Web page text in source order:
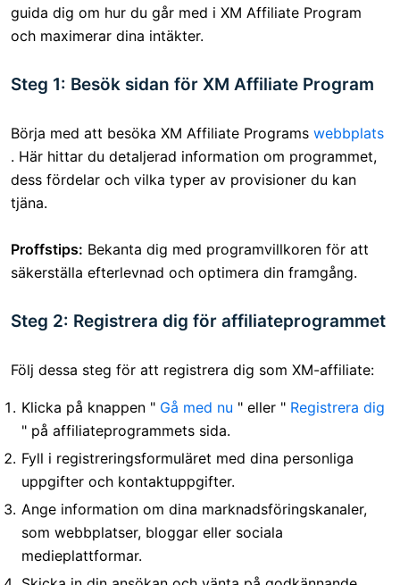
guida dig om hur du går med i XM Affiliate Program
och maximerar dina intäkter.
Steg 1: Besök sidan för XM Affiliate Program
Börja med att besöka XM Affiliate Programs webbplats
. Här hittar du detaljerad information om programmet,
dess fördelar och vilka typer av provisioner du kan
tjäna.
Proffstips: Bekanta dig med programvillkoren för att
säkerställa efterlevnad och optimera din framgång.
Steg 2: Registrera dig för affiliateprogrammet
Följ dessa steg för att registrera dig som XM-affiliate:
Klicka på knappen " Gå med nu " eller " Registrera dig
" på affiliateprogrammets sida.
Fyll i registreringsformuläret med dina personliga
uppgifter och kontaktuppgifter.
Ange information om dina marknadsföringskanaler,
som webbplatser, bloggar eller sociala
medieplattformar.